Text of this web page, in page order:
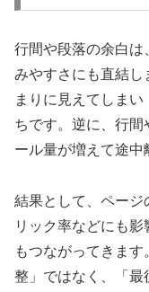
行間や段落の余白は
みやすさにも直結し
まりに見えてしま
ちです。逆に、行間
ール量が増えて途中
結果として、ページ
リック率などにも
もつながってきま
整」ではなく、「最